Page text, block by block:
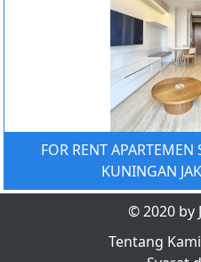
FOR RENT
KUNINGAN
© 2020 by
Tentang Kami